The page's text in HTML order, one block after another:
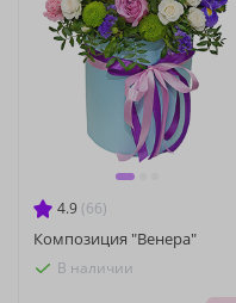
4.9 (66)
Композиция "Венера"
В наличии